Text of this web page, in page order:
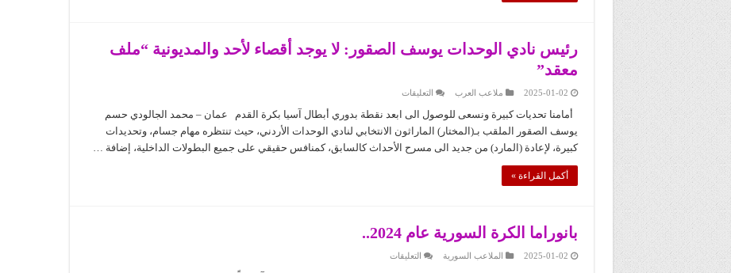
رئيس نادي الوحدات يوسف الصقور: لا يوجد أقصاء لأحد والمديونية “ملف
معقد”
2025-01-02 ملاعب العرب التعليقات
نادي
يوسف
الصقور:
لا
أمامنا تحديات كبيرة ونسعى للوصول الى ابعد نقطة بدوري أبطال آسيا بكرة القدم عمان – محمد الجالودي حسم
يوسف الصقور الملقب بـ(المختار) الماراثون الانتخابي لنادي الوحدات الأردني، حيث تنتظره مهام جسام، وتحديدات
كبيرة، لإعادة (المارد) من جديد الى مسرح الأحداث كالسابق، كمنافس حقيقي على جميع البطولات الداخلية، إضافة …
أكمل القراءة »
بانوراما الكرة السورية عام 2024..
2025-01-02 الملاعب السورية التعليقات